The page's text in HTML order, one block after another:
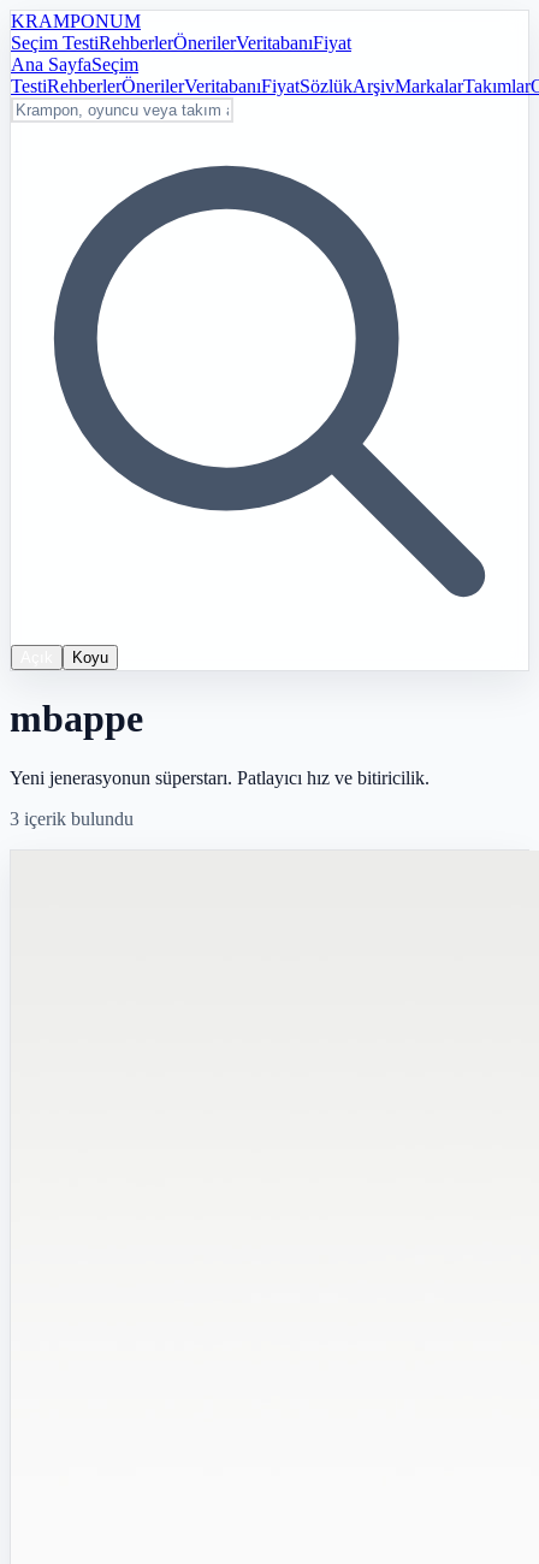
KRAMPONUM
Seçim TestiRehberlerÖnerilerVeritabanıFiyat
Ana SayfaSeçim
TestiRehberlerÖnerilerVeritabanıFiyatSözlükArşivMarkalarTakımlar
Koyu
mbappe
Yeni jenerasyonun süperstarı. Patlayıcı hız ve bitiricilik.
3 içerik bulundu